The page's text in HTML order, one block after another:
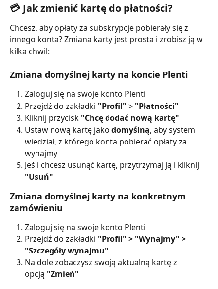
💳 Jak zmienić kartę do płatności?
Chcesz, aby opłaty za subskrypcje pobierały się z
innego konta? Zmiana karty jest prosta i zrobisz ją w
kilka chwil:
Zmiana domyślnej karty na koncie Plenti
Zaloguj się na swoje konto Plenti
Przejdź do zakładki "Profil" > "Płatności"
Kliknij przycisk "Chcę dodać nową kartę"
Ustaw nową kartę jako domyślną, aby system
wiedział, z którego konta pobierać opłaty za
wynajmy
Jeśli chcesz usunąć kartę, przytrzymaj ją i kliknij
"Usuń"
Zmiana domyślnej karty na konkretnym
zamówieniu
Zaloguj się na swoje konto Plenti
Przejdź do zakładki "Profil" > "Wynajmy" >
"Szczegóły wynajmu"
Na dole zobaczysz swoją aktualną kartę z
opcją "Zmień"